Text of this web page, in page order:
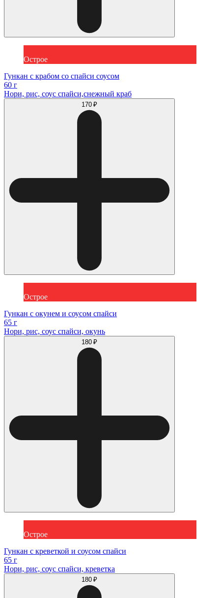
Острое
Гункан с крабом со спайси соусом
60 г
Нори, рис, соус спайси,снежный краб
170 ₽
Острое
Гункан с окунем и соусом спайси
65 г
Нори, рис, соус спайси, окунь
180 ₽
Острое
Гункан с креветкой и соусом спайси
65 г
Нори, рис, соус спайси, креветка
180 ₽